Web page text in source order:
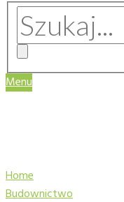
Menu
Home
Budownictwo